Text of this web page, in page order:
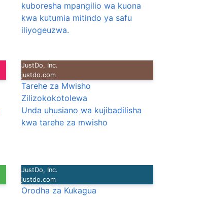
kuboresha mpangilio wa kuona
kwa kutumia mitindo ya safu
iliyogeuzwa.
JustDo, Inc.
justdo.com
Tarehe za Mwisho
Zilizokokotolewa
Unda uhusiano wa kujibadilisha
kwa tarehe za mwisho
JustDo, Inc.
justdo.com
Orodha za Kukagua